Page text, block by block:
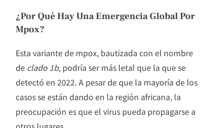
¿Por Qué Hay Una Emergencia Global Por
Mpox?
Esta variante de mpox, bautizada con el nombre
de clado 1b, podría ser más letal que la que se
detectó en 2022. A pesar de que la mayoría de los
casos se están dando en la región africana, la
preocupación es que el virus pueda propagarse a